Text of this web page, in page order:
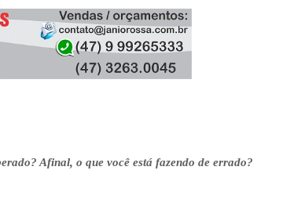
MARCH 08, 2020
BLOG JANUARY 31, 2024
Afinal, o que você está fazendo de errado?